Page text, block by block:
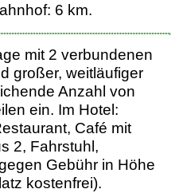
6 km.
mit 2 verbundenen
großer, weitläufiger
Anzahl von
ein. Im Hotel:
Café mit
2, Fahrstuhl,
Gebühr in Höhe
kostenfrei).